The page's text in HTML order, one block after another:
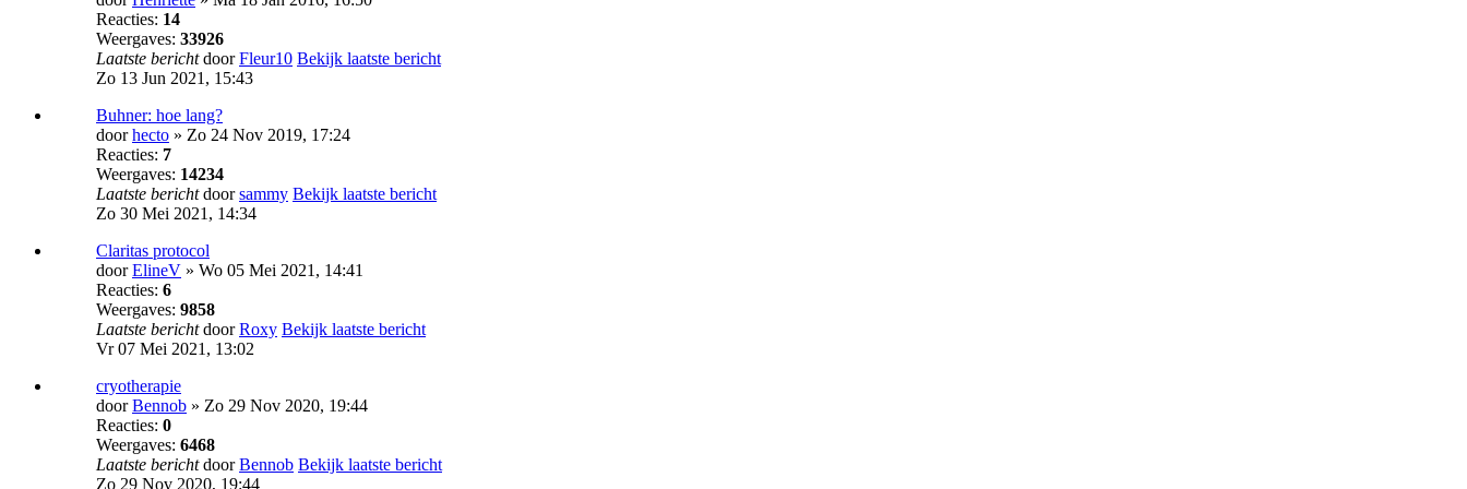
Reacties: 14
Weergaves: 33926
Laatste berichtdoorFleur10 Bekijk laatste bericht
Zo 13 Jun 2021, 15:43
Buhner: hoe lang?
doorhecto » Zo 24 Nov 2019, 17:24
Reacties: 7
Weergaves: 14234
Laatste berichtdoorsammy Bekijk laatste bericht
Zo 30 Mei 2021, 14:34
Claritas protocol
doorElineV » Wo 05 Mei 2021, 14:41
Reacties: 6
Weergaves: 9858
Laatste berichtdoorRoxy Bekijk laatste bericht
Vr 07 Mei 2021, 13:02
cryotherapie
doorBennob » Zo 29 Nov 2020, 19:44
Reacties: 0
Weergaves: 6468
Laatste berichtdoorBennob Bekijk laatste bericht
Zo 29 Nov 2020, 19:44